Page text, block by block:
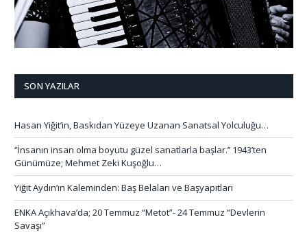
SON YAZILAR
Hasan Yiğit’in, Baskıdan Yüzeye Uzanan Sanatsal Yolculuğu…
‘’İnsanın insan olma boyutu güzel sanatlarla başlar.’’ 1943’ten
Günümüze; Mehmet Zeki Kuşoğlu…
Yiğit Aydın’ın Kaleminden: Baş Belaları ve Başyapıtları
ENKA Açıkhava’da; 20 Temmuz “Metot”- 24 Temmuz “Devlerin
Savaşı”